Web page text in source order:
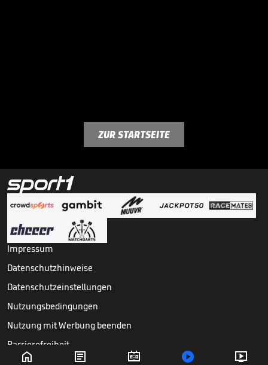
    
ZUR STARTSEITE
Impressum
Datenschutzhinweise
Datenschutzeinstellungen
Nutzungsbedingungen
Nutzung mit Werbung beenden
Barrierefreiheit